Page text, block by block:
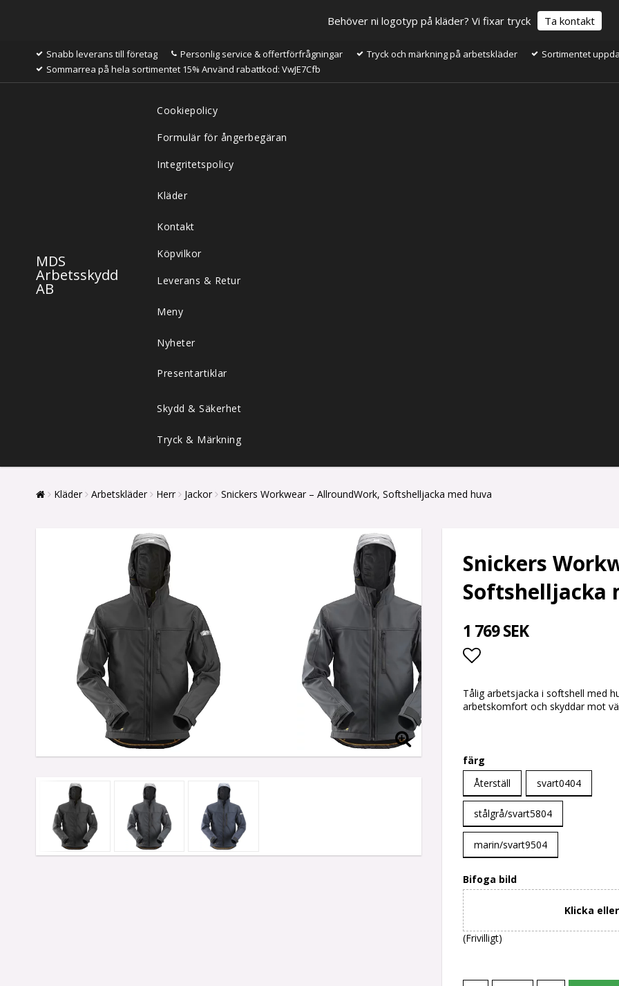
Behöver ni logotyp på kläder? Vi fixar tryck Ta kontakt
Snabb leverans till företag Personlig service & offertförfrågningar Tryck och märkning på arbetskläder
Sortimentet
Sommarrea på hela sortimentet 15% Använd rabattkod: VwJE7Cfb
MDS
Arbetsskydd
AB
Cookiepolicy
Formulär för ångerbegäran
Integritetspolicy
Kläder
Kontakt
Köpvilkor
Leverans & Retur
Meny
Nyheter
Presentartiklar
Skydd & Säkerhet
Tryck & Märkning
Kläder Arbetskläder Herr Jackor Snickers Workwear – AllroundWork, Softshelljacka med huva
Snickers
Softshelljacka
1 769 SEK
Lägg till i
Tålig arbetsjacka i softshell med
arbetskomfort och skyddar mot
färg
Återställ
svart0404
stålgrå/svart5804
marin/svart9504
Bifoga bild
Klicka
(Frivilligt)